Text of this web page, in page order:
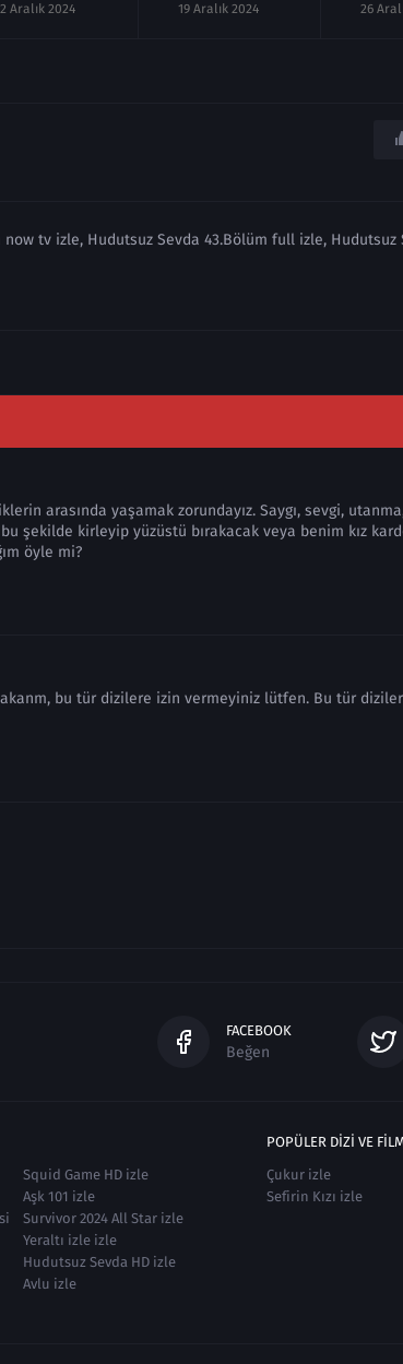
Aralık 2024
19 Aralık 2024
26
tv izle, Hudutsuz Sevda 43.Bölüm full izle,
arasında yaşamak zorundayız. Saygı, sevgi,
şekilde kirleyip yüzüstü bırakacak veya benim kız
öyle mi?
bu tür dizilere izin vermeyiniz lütfen. Bu tür
FACEBOOK
Beğen
Squid Game HD izle
Aşk 101 izle
Survivor 2024 All Star izle
Yeraltı izle izle
Hudutsuz Sevda HD izle
Avlu izle
POPÜLER DIZI VE
Çukur izle
Sefirin Kızı izle